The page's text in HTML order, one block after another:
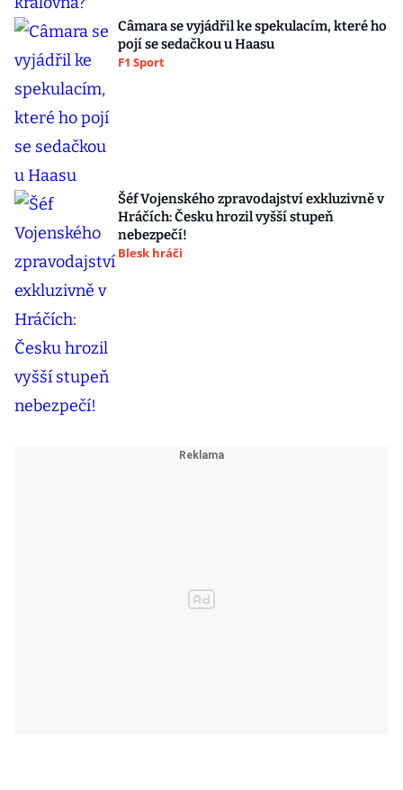
Câmara se vyjádřil ke spekulacím, které ho
pojí se sedačkou u Haasu
F1 Sport
Šéf Vojenského zpravodajství exkluzivně v
Hráčích: Česku hrozil vyšší stupeň
nebezpečí!
Blesk hráči